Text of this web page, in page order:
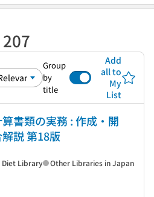
Group
by
title
Add
all to
My
List
書類の実務 : 作成・開
説 第18版
Diet Library Other Libraries in Japan